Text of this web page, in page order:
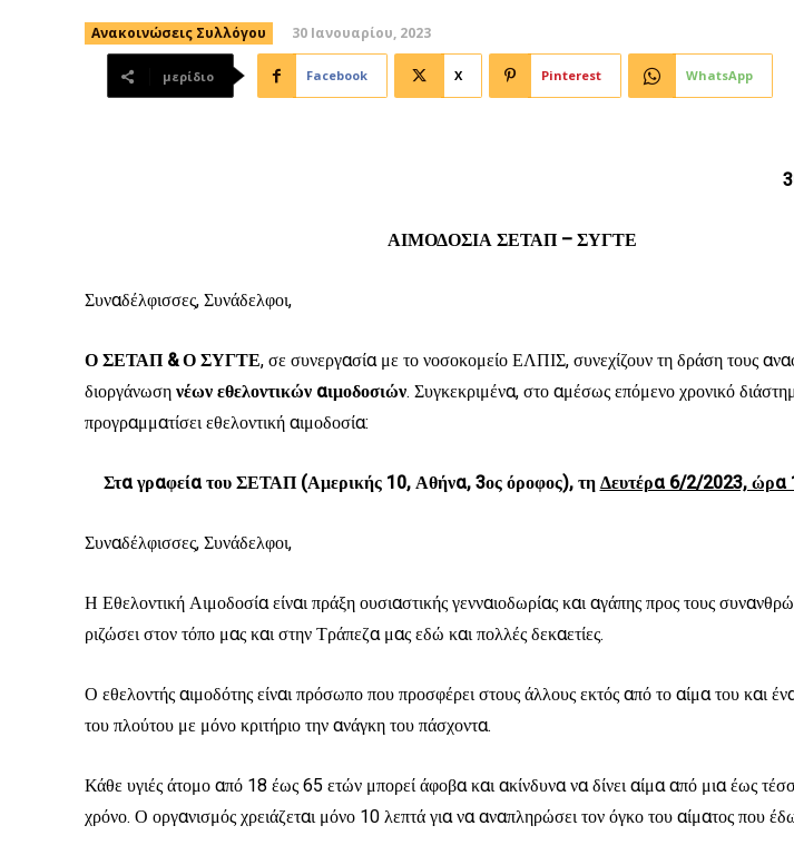
Ανακοινώσεις Συλλόγου 30 Ιανουαρίου, 2023
μερίδιο Facebook X Pinterest WhatsApp
ΑΙΜΟΔΟΣΙΑ ΣΕΤΑΠ – ΣΥΓΤΕ
Συναδέλφισσες, Συνάδελφοι,
Ο ΣΕΤΑΠ & Ο ΣΥΓΤΕ, σε συνεργασία με το νοσοκομείο ΕΛΠΙΣ, συνεχίζουν τη δράση τους
διοργάνωσηνέων εθελοντικών αιμοδοσιών. Συγκεκριμένα, στο αμέσως επόμενο χρονικό
προγραμματίσει εθελοντική αιμοδοσία:
Στα γραφεία του ΣΕΤΑΠ (Αμερικής 10, Αθήνα, 3ος όροφος), τηΔευτέρα 6/2/2023, ώρα
Συναδέλφισσες, Συνάδελφοι,
Η Εθελοντική Αιμοδοσία είναι πράξη ουσιαστικής γενναιοδωρίας και αγάπης προς τους
ριζώσει στον τόπο μας και στην Τράπεζα μας εδώ και πολλές δεκαετίες.
Ο εθελοντής αιμοδότης είναι πρόσωπο που προσφέρει στους άλλους εκτός από το αίμα του και
του πλούτου με μόνο κριτήριο την ανάγκη του πάσχοντα.
Κάθε υγιές άτομο από 18 έως 65 ετών μπορεί άφοβα και ακίνδυνα να δίνει αίμα από μια έως
χρόνο. Ο οργανισμός χρειάζεται μόνο 10 λεπτά για να αναπληρώσει τον όγκο του αίματος που